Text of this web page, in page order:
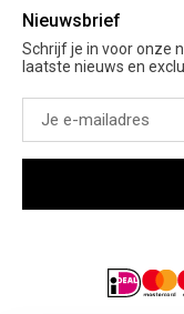
Cadeaubon
Nieuwsbrief
Schrijf je in voor onze
laatste nieuws en